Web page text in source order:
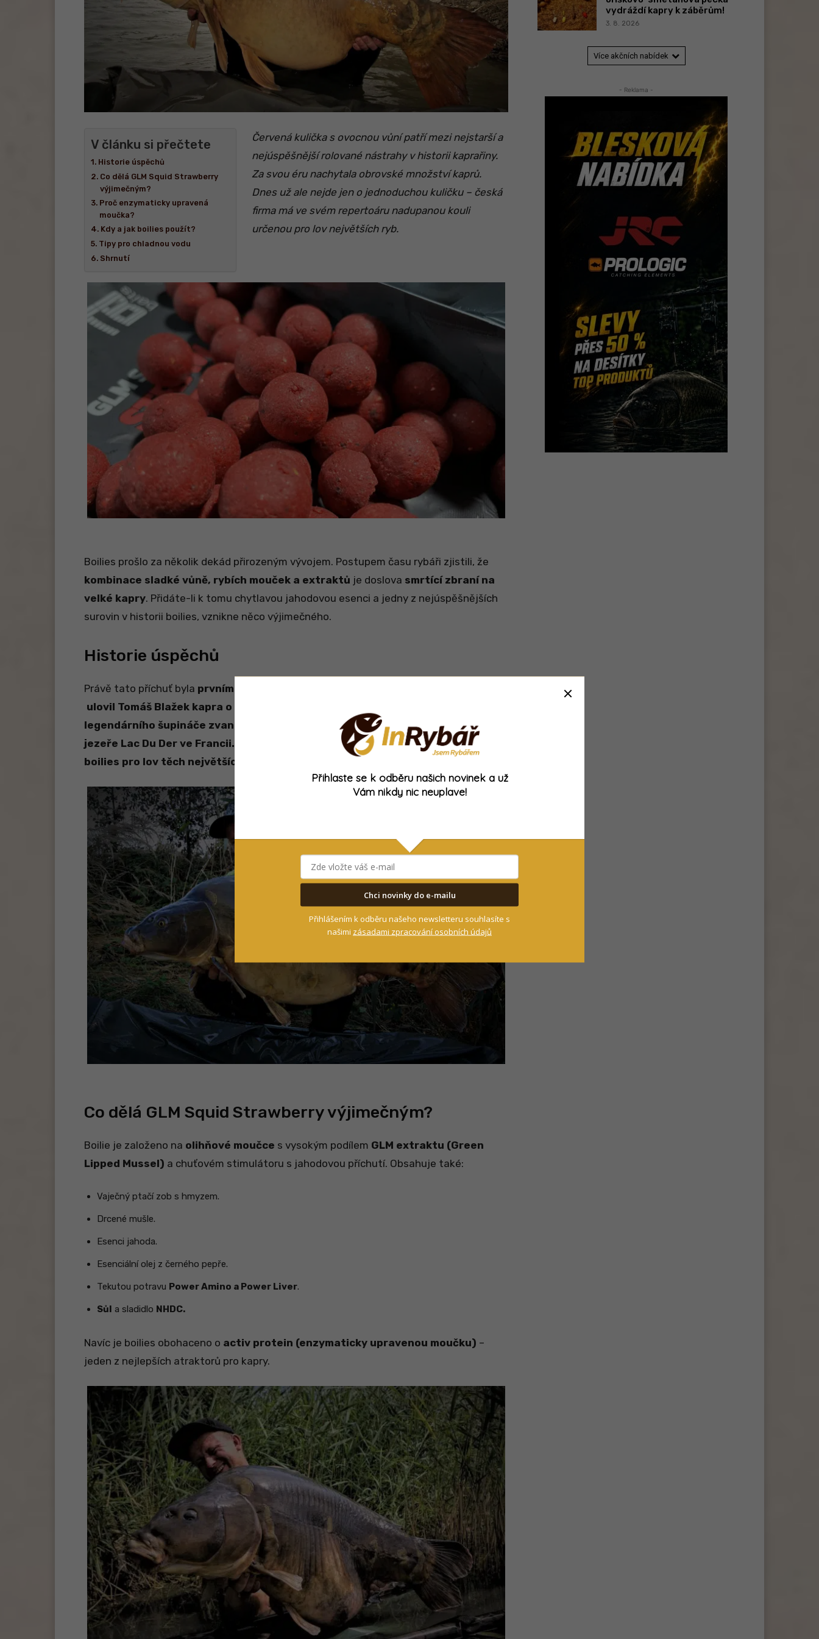
V článku si přečtete
Historie úspěchů
Co dělá GLM Squid Strawberry
výjimečným?
Proč enzymaticky upravená
moučka?
Kdy a jak boilies použít?
Tipy pro chladnou vodu
Shrnutí
Červená kulička s ovocnou vůní patří mezi nejstarší a
nejúspěšnější rolované nástrahy v historii kaprařiny.
Za svou éru nachytala obrovské množství kaprů.
Dnes už ale nejde jen o jednoduchou kuličku – česká
firma má ve svém repertoáru nadupanou kouli
určenou pro lov největších ryb.
Boilies prošlo za několik dekád přirozeným vývojem. Postupem času rybáři zjistili, že
kombinace sladké vůně, rybích mouček a extraktů je doslova smrtící zbraní na
velké kapry. Přidáte-li k tomu chytlavou jahodovou esenci a jedny z nejúspěšnějších
surovin v historii boilies, vznikne něco výjimečného.
Historie úspěchů
Právě tato příchuť byla prvním receptem TB Baits.
ulovil Tomáš Blažek kapra o váze
legendárního šupináče zvaného
„Moby Dick“ (35,8 kg), kterého pokořil
na
jezeře Lac Du Der ve Francii. Tyto úlovky jasně dokazují, že jde oprémiové
boilies pro lov těch největších divokých kaprů.
Co dělá GLM Squid Strawberry výjimečným?
Boilie je založeno na olihňové moučce s vysokým podílem GLM extraktu (Green
Lipped Mussel) a chuťovém stimulátoru s jahodovou příchutí. Obsahuje také:
Vaječný ptačí zob s hmyzem.
Drcené mušle.
Esenci jahoda.
Esenciální olej z černého pepře.
Tekutou potravu Power Amino a Power Liver.
Sůl a sladidlo NHDC.
Navíc je boilies obohaceno o activ protein (enzymaticky upravenou moučku) –
jeden z nejlepších atraktorů pro kapry.
vydráždí kapry k záběrům!
3. 8. 2026
Více akčních nabídek
- Reklama -
Přihlaste se k odběru našich novinek a už
Vám nikdy nic neuplave!
Chci novinky do e-mailu
Přihlášením k odběru našeho newsletteru souhlasíte s
našimi zásadami zpracování osobních údajů